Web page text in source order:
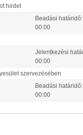
hirdet
Beadási határidő:
00:00
Jelentkezési
00:00
szervezésében
Beadási határidő:
00:00